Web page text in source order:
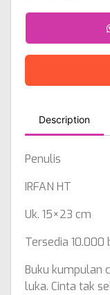
Description
Penulis
IRFAN HT
Uk. 15×23 cm
Tersedia 10.000
Buku kumpulan
luka. Cinta tak